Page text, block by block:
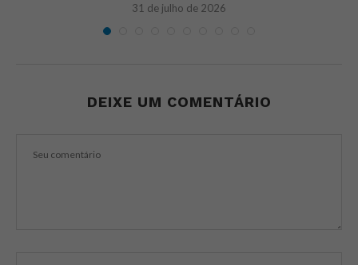
31 de julho de 2026
DEIXE UM COMENTÁRIO